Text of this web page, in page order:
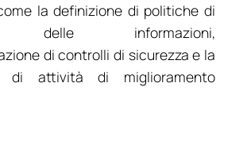
la definizione di politiche di
delle informazioni,
di controlli di sicurezza e la
di attività di miglioramento